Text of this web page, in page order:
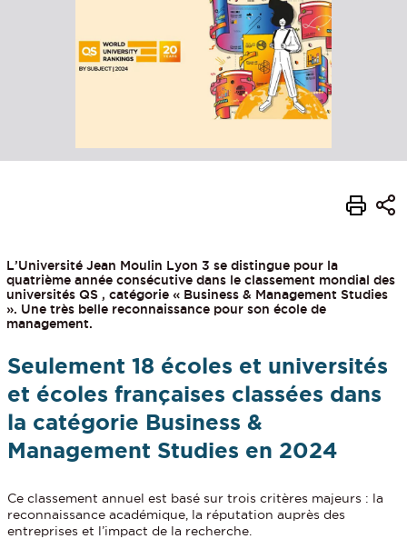
L’Université Jean Moulin Lyon 3 se distingue pour la
quatrième année consécutive dans le classement mondial des
universités QS , catégorie « Business & Management Studies
». Une très belle reconnaissance pour son école de
management.
Seulement 18 écoles et universités
et écoles françaises classées dans
la catégorie Business &
Management Studies en 2024
Ce classement annuel est basé sur trois critères majeurs : la
reconnaissance académique, la réputation auprès des
entreprises et l’impact de la recherche.